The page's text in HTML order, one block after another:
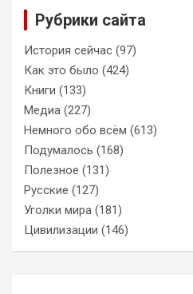
Рубрики сайта
История сейчас (97)
Как это было (424)
Книги (133)
Медиа (227)
Немного обо всём (613)
Подумалось (168)
Полезное (131)
Русские (127)
Уголки мира (181)
Цивилизации (146)